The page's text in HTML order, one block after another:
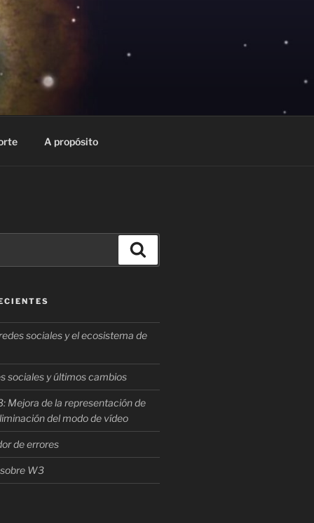
A propósito
sociales y el ecosistema de
sociales y últimos cambios
Mejora de la representación de
del modo de vídeo
de errores
W3